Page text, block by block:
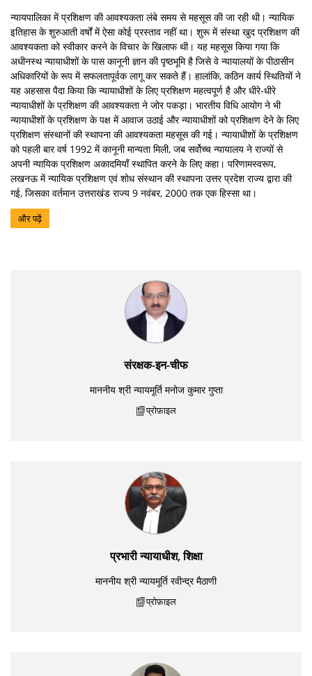
न्यायपालिका में प्रशिक्षण की आवश्यकता लंबे समय से महसूस की जा रही थी। न्यायिक
इतिहास के शुरुआती वर्षों में ऐसा कोई प्रस्ताव नहीं था। शुरू में संस्था खुद प्रशिक्षण की
आवश्यकता को स्वीकार करने के विचार के खिलाफ थी। यह महसूस किया गया कि
अधीनस्थ न्यायाधीशों के पास कानूनी ज्ञान की पृष्ठभूमि है जिसे वे न्यायालयों के पीठासीन
अधिकारियों के रूप में सफलतापूर्वक लागू कर सकते हैं। हालांकि, कठिन कार्य स्थितियों ने
यह अहसास पैदा किया कि न्यायाधीशों के लिए प्रशिक्षण महत्वपूर्ण है और धीरे-धीरे
न्यायाधीशों के प्रशिक्षण की आवश्यकता ने जोर पकड़ा। भारतीय विधि आयोग ने भी
न्यायाधीशों के प्रशिक्षण के पक्ष में आवाज उठाई और न्यायाधीशों को प्रशिक्षण देने के लिए
प्रशिक्षण संस्थानों की स्थापना की आवश्यकता महसूस की गई। न्यायाधीशों के प्रशिक्षण
को पहली बार वर्ष 1992 में कानूनी मान्यता मिली, जब सर्वोच्च न्यायालय ने राज्यों से
अपनी न्यायिक प्रशिक्षण अकादमियाँ स्थापित करने के लिए कहा। परिणामस्वरूप,
लखनऊ में न्यायिक प्रशिक्षण एवं शोध संस्थान की स्थापना उत्तर प्रदेश राज्य द्वारा की
गई, जिसका वर्तमान उत्तराखंड राज्य 9 नवंबर, 2000 तक एक हिस्सा था।
और पढ़ें
संरक्षक-इन-चीफ
माननीय श्री न्यायमूर्ति मनोज कुमार गुप्ता
प्रोफ़ाइल
प्रभारी न्यायाधीश, शिक्षा
माननीय श्री न्यायमूर्ति रवीन्द्र मैठाणी
प्रोफ़ाइल